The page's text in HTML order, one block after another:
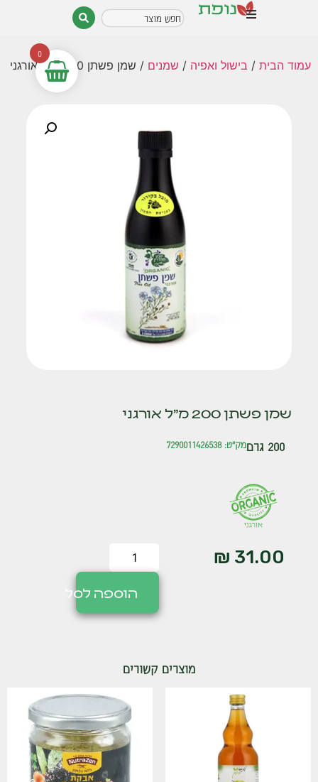
עמוד הבית / בישול ואפיה / שמנים / שמן פשתן 200 מ"ל אורגני
שמן פשתן 200 מ"ל אורגני
200 גרם מק"ט: 7290011426538
31.00
₪
הוספה לסל
מוצרים קשורים
0